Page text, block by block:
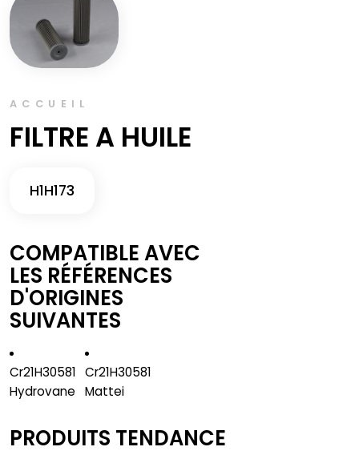
ACCUEIL
FILTRE A HUILE
H1H173
COMPATIBLE AVEC
LES RÉFÉRENCES
D'ORIGINES
SUIVANTES
Cr21H30581
Hydrovane
Cr21H30581
Mattei
PRODUITS TENDANCE